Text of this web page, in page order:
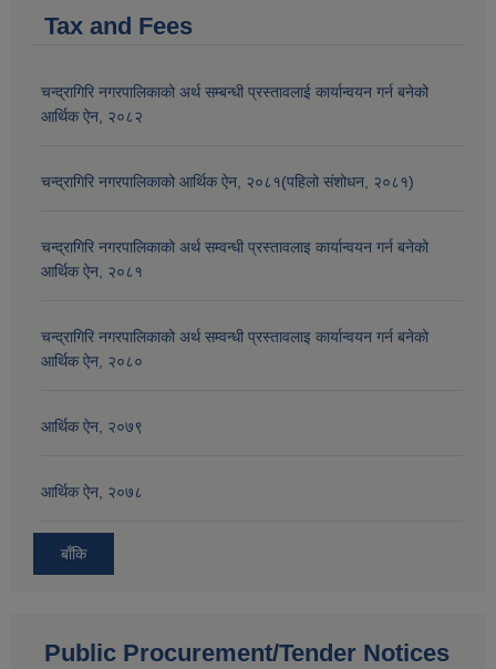
Tax and Fees
चन्द्रागिरि नगरपालिकाको अर्थ सम्बन्धी प्रस्तावलाई कार्यान्वयन गर्न बनेको
आर्थिक ऐन, २०८२
चन्द्रागिरि नगरपालिकाको आर्थिक ऐन, २०८१(पहिलो संशोधन, २०८१)
चन्द्रागिरि नगरपालिकाको अर्थ सम्वन्धी प्रस्तावलाइ कार्यान्वयन गर्न बनेको
आर्थिक ऐन, २०८१
चन्द्रागिरि नगरपालिकाको अर्थ सम्वन्धी प्रस्तावलाइ कार्यान्वयन गर्न बनेको
आर्थिक ऐन, २०८०
आर्थिक ऐन, २०७९
आर्थिक ऐन, २०७८
बाँकि
Public Procurement/Tender Notices